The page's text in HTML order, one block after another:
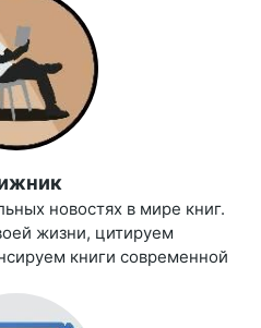
новостях в мире книг.
жизни, цитируем
книги современной